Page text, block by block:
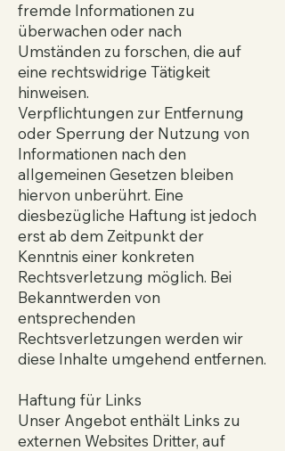
fremde Informationen zu
überwachen oder nach
Umständen zu forschen, die auf
eine rechtswidrige Tätigkeit
hinweisen.
Verpflichtungen zur Entfernung
oder Sperrung der Nutzung von
Informationen nach den
allgemeinen Gesetzen bleiben
hiervon unberührt. Eine
diesbezügliche Haftung ist jedoch
erst ab dem Zeitpunkt der
Kenntnis einer konkreten
Rechtsverletzung möglich. Bei
Bekanntwerden von
entsprechenden
Rechtsverletzungen werden wir
diese Inhalte umgehend entfernen.
Haftung für Links
Unser Angebot enthält Links zu
externen Websites Dritter, auf